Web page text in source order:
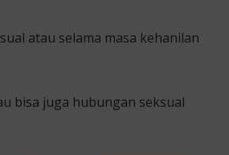
atau selama masa kehanilan
bisa juga hubungan seksual